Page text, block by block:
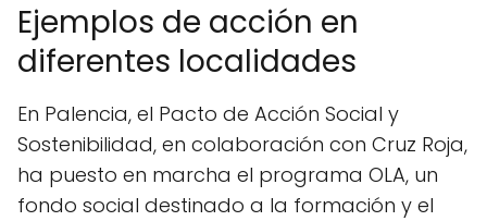
Ejemplos de acción en
diferentes localidades
En Palencia, el Pacto de Acción Social y
Sostenibilidad, en colaboración con Cruz Roja,
ha puesto en marcha el programa OLA, un
fondo social destinado a la formación y el